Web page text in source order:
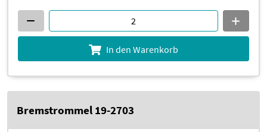
In den Warenkorb
Bremstrommel 19-2703